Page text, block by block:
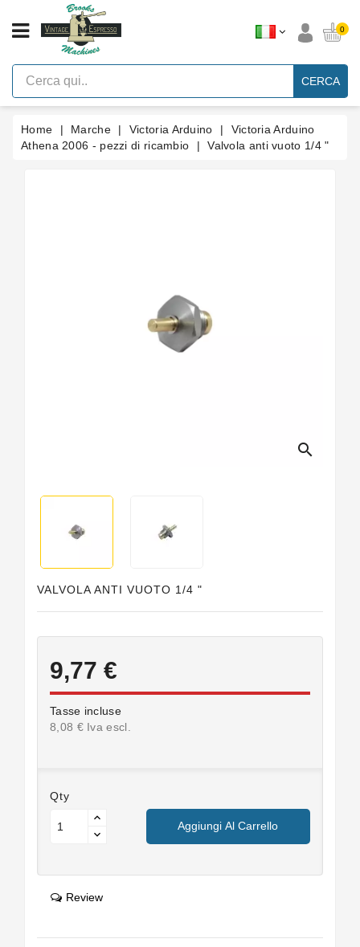
CATEGORIA
Macchine
Per
Caffè
Espresso
Leva
Vintage
0
CERCA
Home Marche Victoria Arduino
Victoria Arduino
Athena 2006 - pezzi di ricambio
Valvola anti vuoto 1/4 "
search
VALVOLA ANTI VUOTO 1/4 "
9,77 €
Tasse incluse
8,08 € Iva escl.
Qty
Aggiungi Al Carrello
Review